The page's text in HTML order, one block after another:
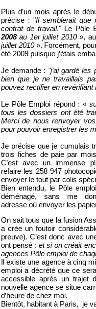
Plus d’un mois après le
précise : "Il semblerait que
contrat de travail." Le Pôle
2008au 1er juillet 2010»,
juillet 2010». Forcément,
été 2009 puisque j’étais
Je demande : "j’ai gardé
bien que je ne travaillais
pouvez rectifier en revérifiant
Le Pôle Emploi répond : «
tous les dossiers ont été
Merci de nous renvoyer
pour pouvoir enregistrer les
Je précise que je cumulais
trois fiches de paie par
C’est avec un immense
refaire les 258 947
envoyer le tout par colis
Bien entendu, le Pôle
déménagé, sans me
adresse où envoyer les
On sait tous que la fusion
a crée un foutoir
preuve). C’est donc avec
ont pensé :et si on créait
agences Pôle emploi de
Il existe une agence à cinq
emploi a décrété que ce
accessible après un trajet
nouvelle agence se situe
d’heure de chez moi.
Bientôt, habitant à Paris, je